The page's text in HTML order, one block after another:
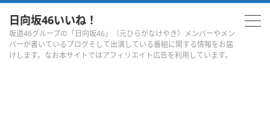
日向坂46いいね！
坂道46グループの「日向坂46」（元ひらがなけやき）メンバーやメン
バーが書いているブログそして出演している番組に関する情報をお届
けします。なお本サイトではアフィリエイト広告を利用しています。